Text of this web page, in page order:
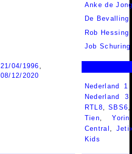
Anke de
De Bevalling
Rob Hessing
Job Schuring
21/04/1996
08/12/2020
Nederland
Nederland
RTL8 ,SBS6
Tien ,Yorin
Central
Kids